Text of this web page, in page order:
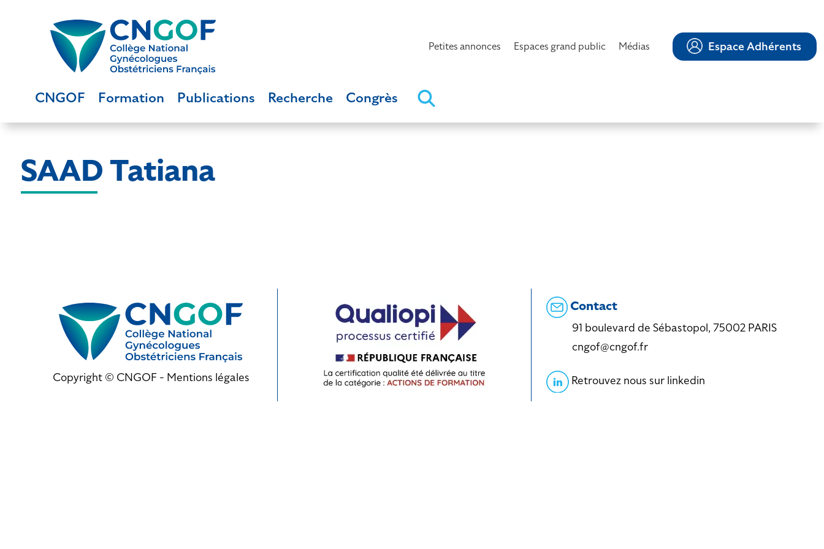
Petites annonces Espaces grand public Médias Espace Adhérents
CNGOF Formation Publications Recherche Congrès
SAAD Tatiana
Copyright © CNGOF - Mentions légales
Contact
91 boulevard de Sébastopol, 75002 PARIS
cngof@cngof.fr
Retrouvez nous sur linkedin